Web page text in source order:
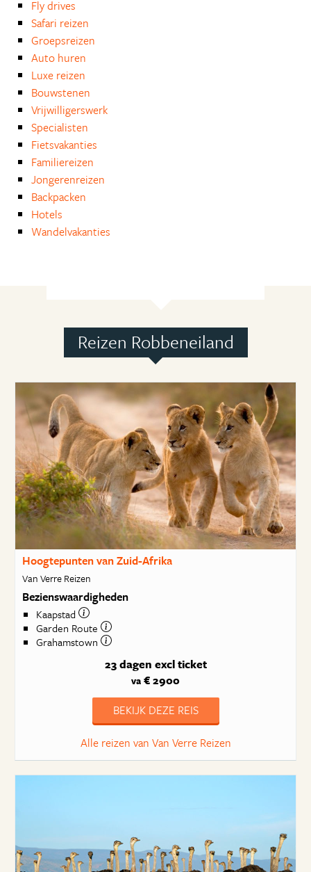
Fly drives
Safari reizen
Groepsreizen
Auto huren
Luxe reizen
Bouwstenen
Vrijwilligerswerk
Specialisten
Fietsvakanties
Familiereizen
Jongerenreizen
Backpacken
Hotels
Wandelvakanties
Reizen Robbeneiland
Hoogtepunten van Zuid-Afrika
Van Verre Reizen
Bezienswaardigheden
Kaapstad
Garden Route
Grahamstown
23 dagen excl ticket
va € 2900
BEKIJK DEZE REIS
Alle reizen van Van Verre Reizen